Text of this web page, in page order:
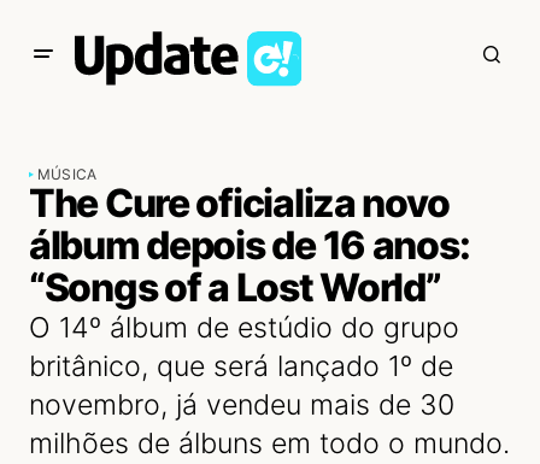
MÚSICA
The Cure oficializa novo
álbum depois de 16 anos:
“Songs of a Lost World”
O 14º álbum de estúdio do grupo
britânico, que será lançado 1º de
novembro, já vendeu mais de 30
milhões de álbuns em todo o mundo.